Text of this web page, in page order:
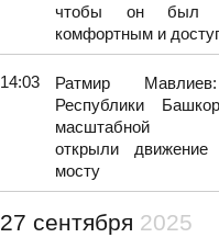
чтобы он был
комфортным и
14:03
Ратмир
Республики
масштабной
открыли
мосту
27 сентября 2025